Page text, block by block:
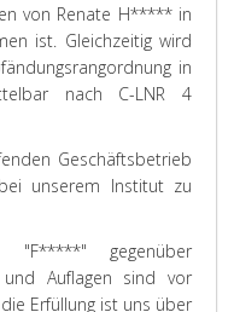
von Renate H***** in
ist. Gleichzeitig wird
in
nach C-LNR 4
Geschäftsbetrieb
unserem Institut zu
"F*****" gegenüber
und Auflagen sind vor
Erfüllung ist uns über